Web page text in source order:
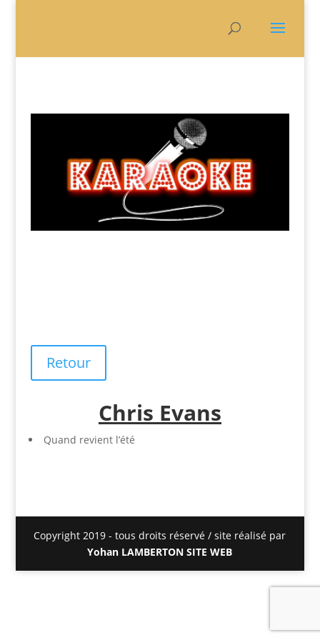
Retour
Chris Evans
Quand revient l’été
Copyright 2019 - tous droits réservé / site réalisé par
Yohan LAMBERTON SITE WEB